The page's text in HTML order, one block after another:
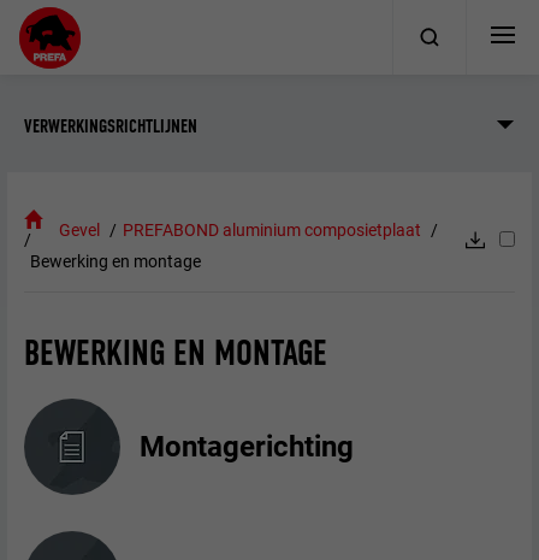
VERWERKINGSRICHTLIJNEN
Gevel
PREFABOND aluminium composietplaat
Bewerking en montage
BEWERKING EN MONTAGE
Montagerichting